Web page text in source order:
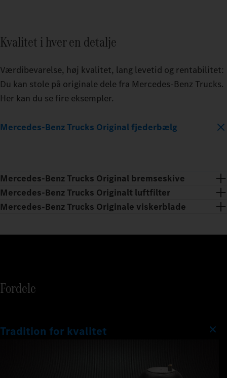
Kvalitet i hver en detalje
Værdibevarelse, høj kvalitet, lang levetid og rentabilitet:
Du kan stole på originale dele fra Mercedes‑Benz Trucks.
Her kan du se fire eksempler.
Mercedes‑Benz Trucks Original fjederbælg
Mercedes‑Benz Trucks Original bremseskive
Mercedes‑Benz Trucks Originalt luftfilter
Mercedes‑Benz Trucks Originale viskerblade
Fordele
Tradition for kvalitet